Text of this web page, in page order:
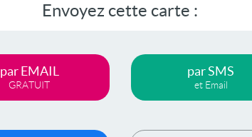
Envoyez cette carte :
par EMAIL
GRATUIT
par SMS
et Email